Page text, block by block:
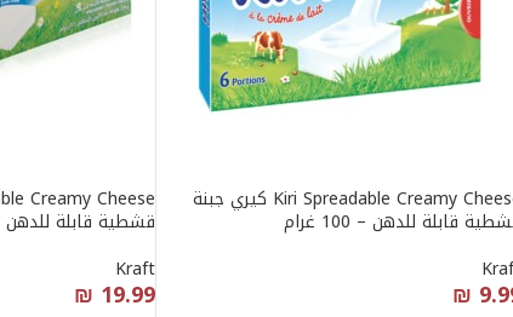
Kiri Spreadable Creamy Cheese كيري جبنة
قابلة للدهن – 100 غرام
₪
قشطية قابلة للدهن – 200
Kraft
₪ 19.99